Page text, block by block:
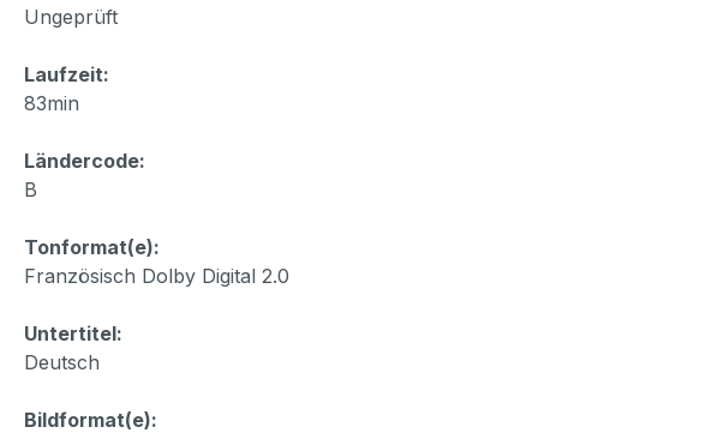
Ungeprüft
Laufzeit:
83min
Ländercode:
B
Tonformat(e):
Französisch Dolby Digital 2.0
Untertitel:
Deutsch
Bildformat(e):